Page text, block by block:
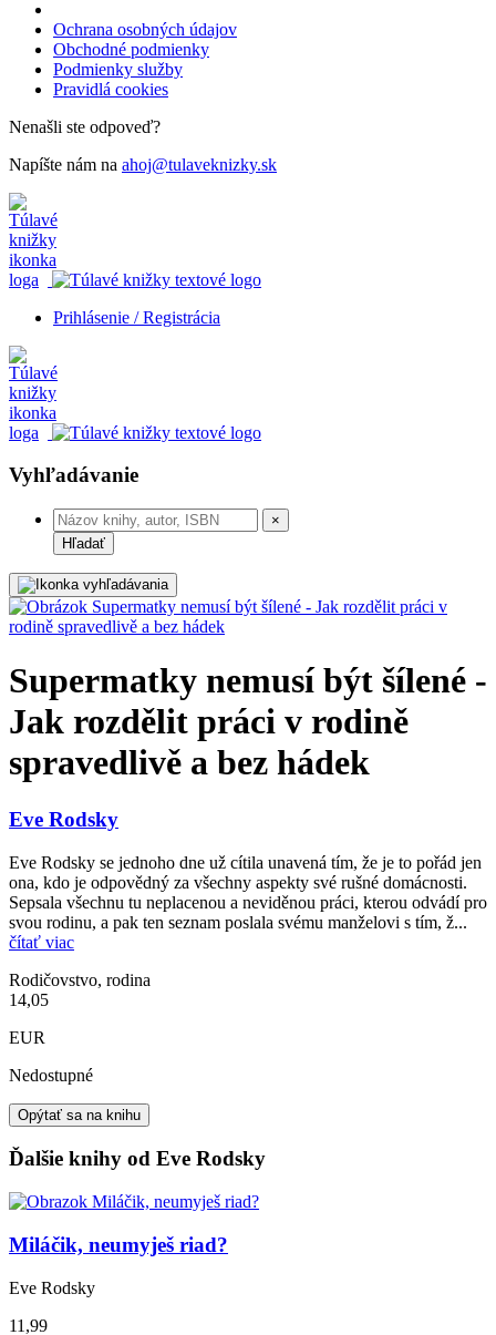
Ochrana osobných údajov
Obchodné podmienky
Podmienky služby
Pravidlá cookies
Nenašli ste odpoveď?
Napíšte nám na ahoj@tulaveknizky.sk
Prihlásenie / Registrácia
Vyhľadávanie
×
Hľadať
Supermatky nemusí být šílené -
Jak rozdělit práci v rodině
spravedlivě a bez hádek
Eve Rodsky
Eve Rodsky se jednoho dne už cítila unavená tím, že je to pořád jen
ona, kdo je odpovědný za všechny aspekty své rušné domácnosti.
Sepsala všechnu tu neplacenou a neviděnou práci, kterou odvádí pro
svou rodinu, a pak ten seznam poslala svému manželovi s tím, ž...
čítať viac
Rodičovstvo, rodina
14,05
EUR
Nedostupné
Opýtať sa na knihu
Ďalšie knihy od Eve Rodsky
Miláčik, neumyješ riad?
Eve Rodsky
11,99